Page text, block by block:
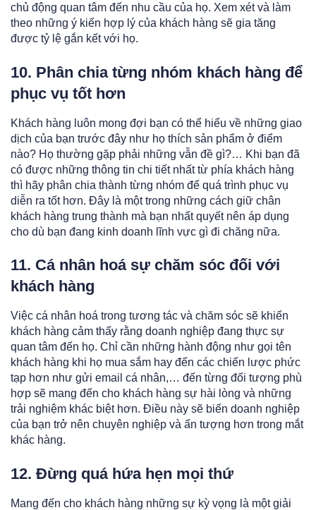
chủ động quan tâm đến nhu cầu của họ. Xem xét và làm
theo những ý kiến hợp lý của khách hàng sẽ gia tăng
được tỷ lệ gắn kết với họ.
10. Phân chia từng nhóm khách hàng để
phục vụ tốt hơn
Khách hàng luôn mong đợi bạn có thể hiểu về những giao
dịch của bạn trước đây như họ thích sản phẩm ở điểm
nào? Họ thường gặp phải những vẫn đề gì?… Khi bạn đã
có được những thông tin chi tiết nhất từ phía khách hàng
thì hãy phân chia thành từng nhóm để quá trình phục vụ
diễn ra tốt hơn. Đây là một trong những cách giữ chân
khách hàng trung thành mà bạn nhất quyết nên áp dụng
cho dù bạn đang kinh doanh lĩnh vực gì đi chăng nữa.
11. Cá nhân hoá sự chăm sóc đối với
khách hàng
Việc cá nhân hoá trong tương tác và chăm sóc sẽ khiến
khách hàng cảm thấy rằng doanh nghiệp đang thực sự
quan tâm đến họ. Chỉ cần những hành động như gọi tên
khách hàng khi họ mua sắm hay đến các chiến lược phức
tạp hơn như gửi email cá nhân,… đến từng đối tượng phù
hợp sẽ mang đến cho khách hàng sự hài lòng và những
trải nghiệm khác biệt hơn. Điều này sẽ biến doanh nghiệp
của bạn trở nên chuyên nghiệp và ấn tượng hơn trong mắt
khác hàng.
12. Đừng quá hứa hẹn mọi thứ
Mang đến cho khách hàng những sự kỳ vọng là một giải